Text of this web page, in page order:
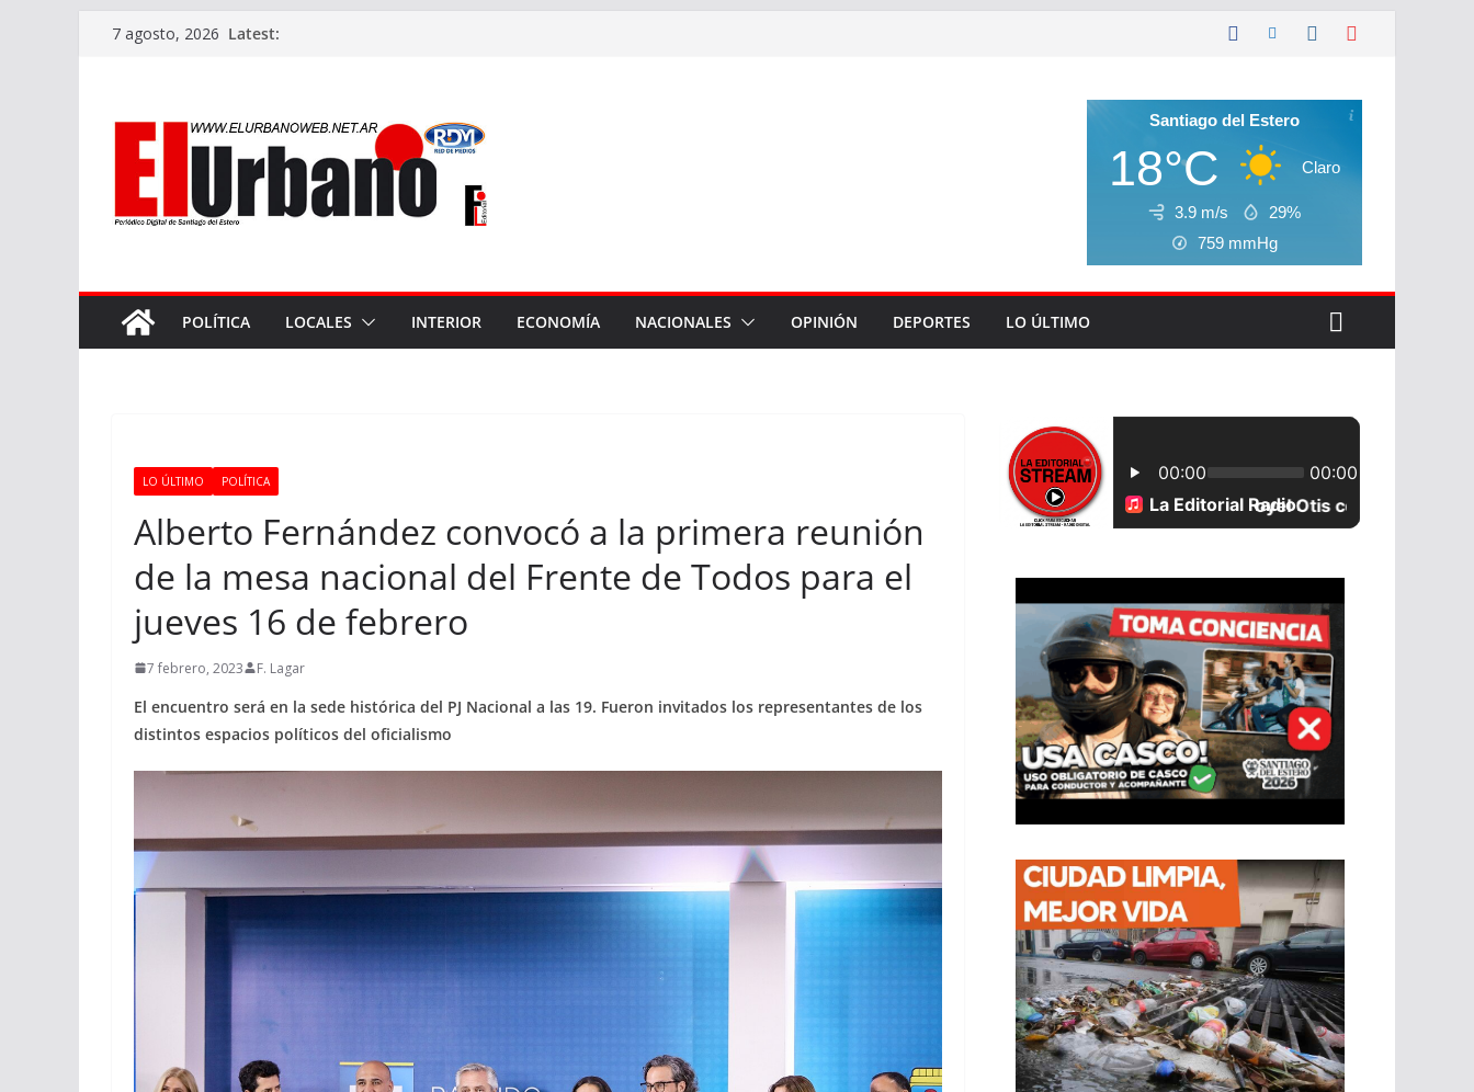
7 agosto, 2026 Latest:
Santiago del Estero
18°C Claro
3.9 m/s
29%
759 mmHg
POLÍTICA LOCALES INTERIOR ECONOMÍA NACIONALES OPINIÓN DEPORTES LO ÚLTIMO
LO ÚLTIMO POLÍTICA
Alberto Fernández convocó a la primera reunión
de la mesa nacional del Frente de Todos para el
jueves 16 de febrero
7 febrero, 2023 F. Lagar
El encuentro será en la sede histórica del PJ Nacional a las 19. Fueron invitados los representantes de los
distintos espacios políticos del oficialismo